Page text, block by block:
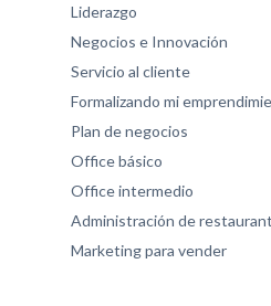
Liderazgo
Negocios e Innovación
Servicio al cliente
Formalizando mi
Plan de negocios
Office básico
Office intermedio
Administración de
Marketing para vender